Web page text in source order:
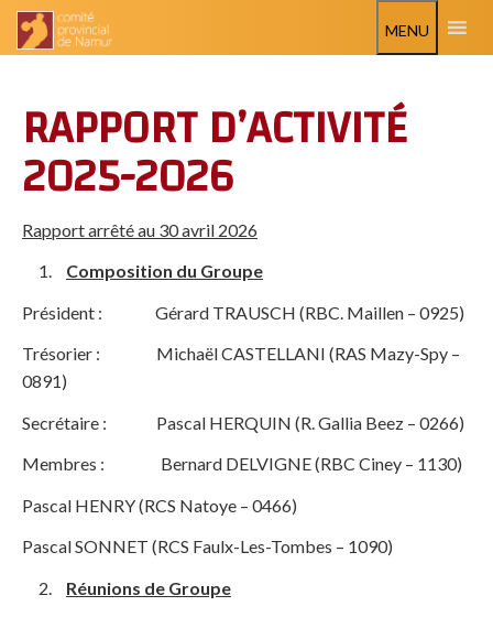
MENU
RAPPORT D’ACTIVITÉ
2025-2026
Rapport arrêté au 30 avril 2026
Composition du Groupe
Président : Gérard TRAUSCH (RBC. Maillen – 0925)
Trésorier : Michaël CASTELLANI (RAS Mazy-Spy –
0891)
Secrétaire : Pascal HERQUIN (R. Gallia Beez – 0266)
Membres : Bernard DELVIGNE (RBC Ciney – 1130)
Pascal HENRY (RCS Natoye – 0466)
Pascal SONNET (RCS Faulx-Les-Tombes – 1090)
Réunions de Groupe